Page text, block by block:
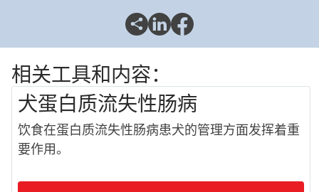
相关工具和内容：
犬蛋白质流失性肠病
饮食在蛋白质流失性肠病患犬的管理方面发挥着重
要作用。